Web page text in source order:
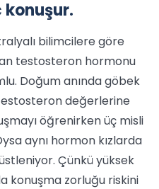
bilimcilere göre
testosteron hormonu
Doğum anında göbek
değerlerine
öğrenirken üç misli
aynı hormon kızlarda
Çünkü yüksek
konuşma zorluğu riskini